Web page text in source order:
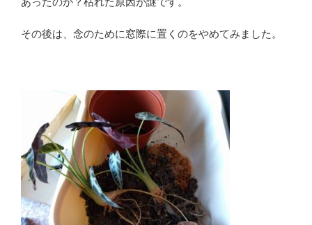
その後は、念のために窓際に置くのをやめてみました。